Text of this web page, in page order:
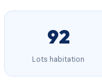
92
Lots habitation